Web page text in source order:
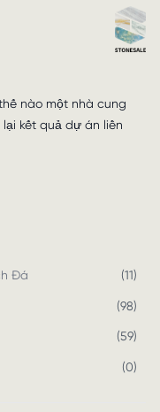
nào một nhà cung
kết quả dự án liền
Đá (11)
(98)
(59)
(0)